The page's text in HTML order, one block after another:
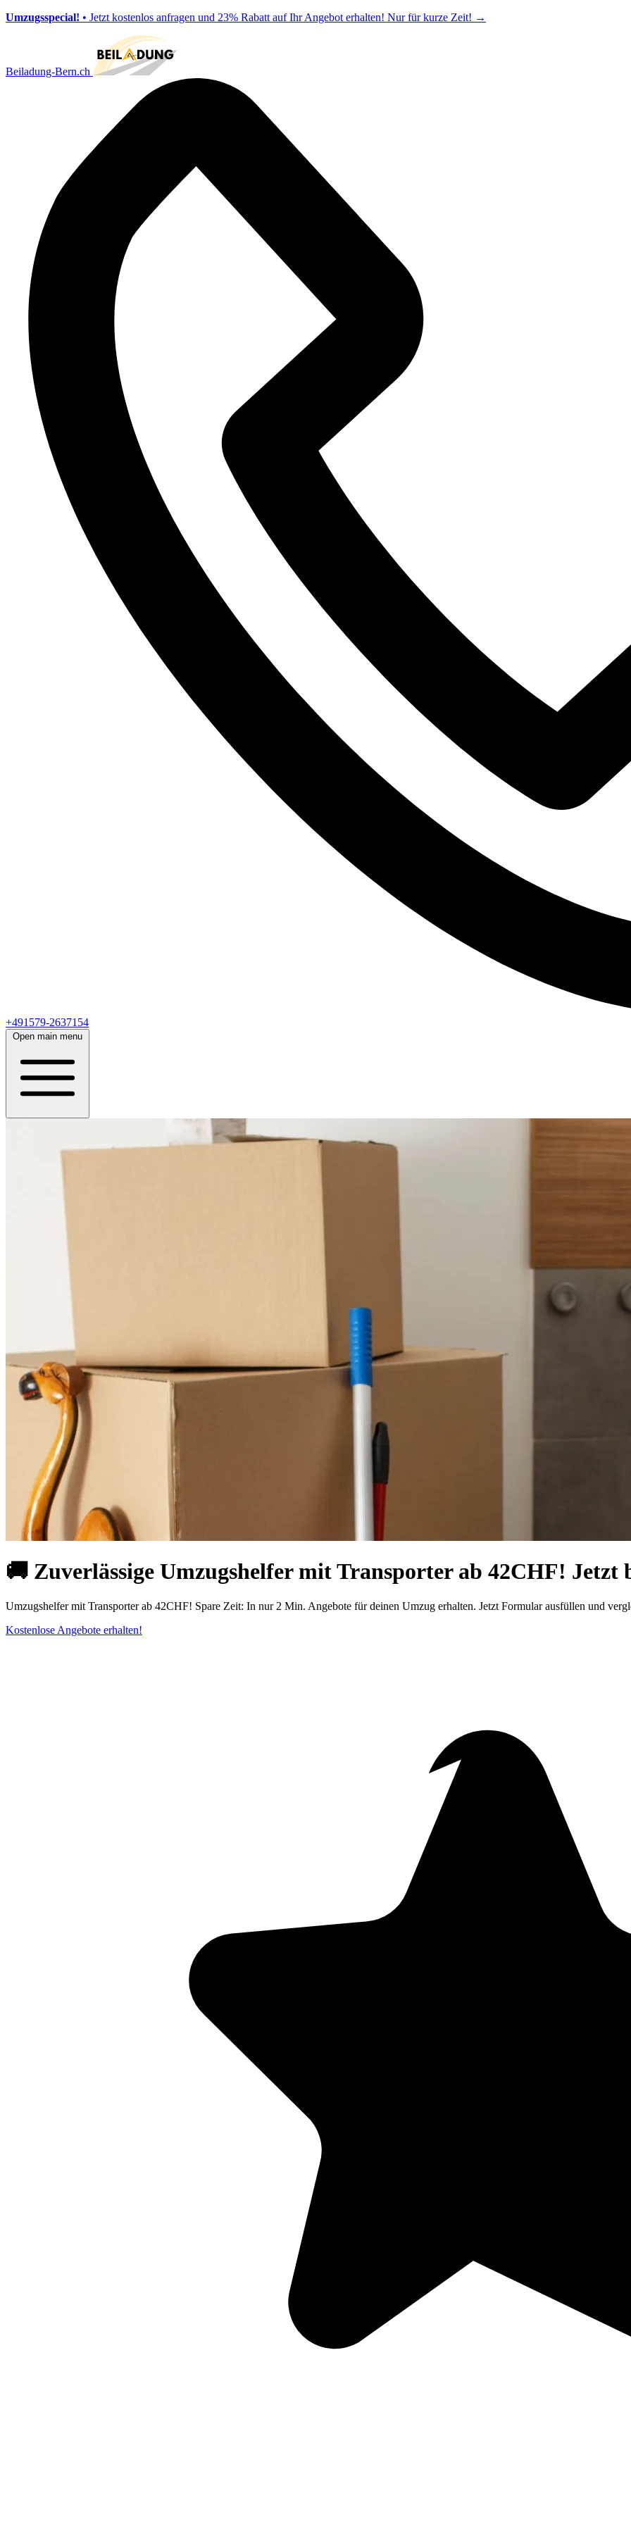
Umzugsspecial! • Jetzt kostenlos anfragen und 23% Rabatt auf Ihr Angebot erhalten! Nur für kurze Zeit! →
Beiladung-Bern.ch
+491579-2637154
Open main menu
🚚 Zuverlässige Umzugshelfer mit Transporter ab 42CHF! Jetzt
Umzugshelfer mit Transporter ab 42CHF! Spare Zeit: In nur 2 Min. Angebote für deinen Umzug erhalten. Jetzt Formular ausfüllen und
Kostenlose Angebote erhalten!